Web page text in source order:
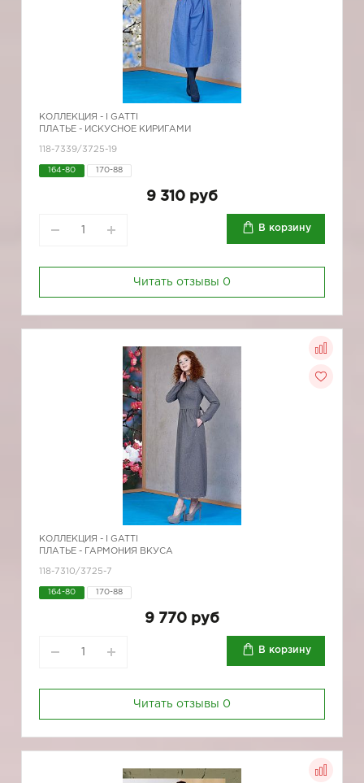
КОЛЛЕКЦИЯ -
I GATTI
ПЛАТЬЕ - ИСКУСНОЕ КИРИГАМИ
118-7339/3725-19
164-80 170-88
9 310 руб
В корзину
Читать отзывы 0
КОЛЛЕКЦИЯ -
I GATTI
ПЛАТЬЕ - ГАРМОНИЯ ВКУСА
118-7310/3725-7
164-80 170-88
9 770 руб
В корзину
Читать отзывы 0